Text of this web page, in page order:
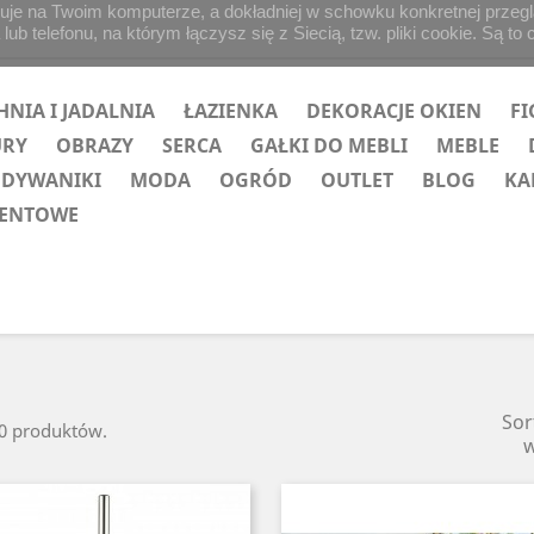
I JADALNIA ŁAZIENKA DEKORACJE OKIEN
OBRAZY SERCA GAŁKI DO MEBLI MEBLE
MODA OGRÓD OUTLET BLOG
produktów.
na Twoim komputerze, a dokładniej w schowku konkretnej
telefonu, na którym łączysz się z Siecią, tzw. pliki cookie. Są to